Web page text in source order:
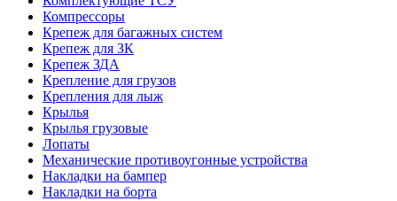
Компрессоры
Крепеж для багажных систем
Крепеж для ЗК
Крепеж ЗДА
Крепление для грузов
Крепления для лыж
Крылья
Крылья грузовые
Лопаты
Механические противоугонные устройства
Накладки на бампер
Накладки на борта